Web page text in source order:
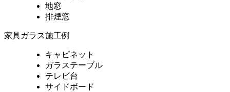
地窓
排煙窓
家具ガラス施工例
キャビネット
ガラステーブル
テレビ台
サイドボード